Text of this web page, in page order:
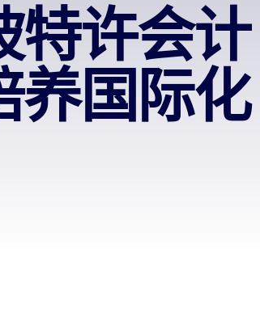
特许会计
养国际化